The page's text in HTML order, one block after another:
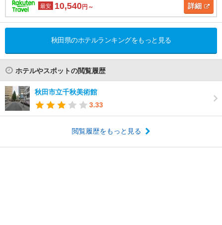
最安 10,540円～ 詳細
秋田県のホテルランキングをもっと見る
ホテルやスポットの閲覧履歴
秋田市立千秋美術館
3.33
閲覧履歴をもっと見る